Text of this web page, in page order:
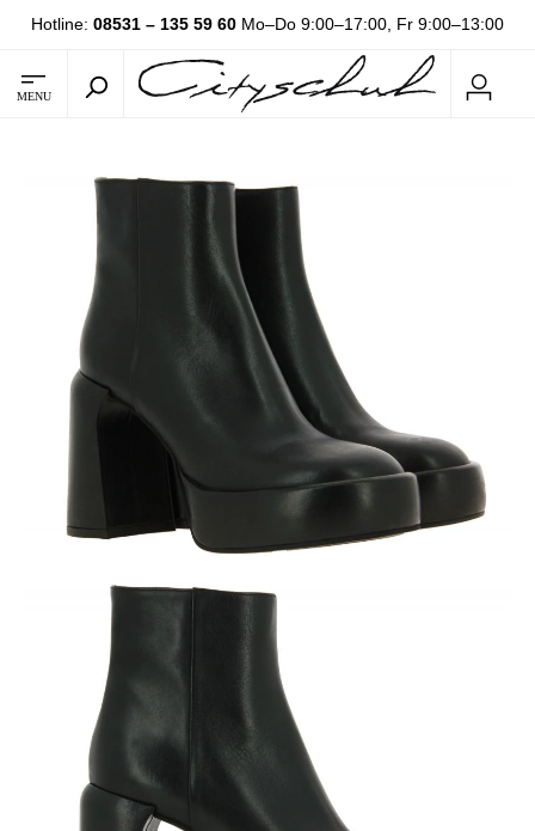
Hotline: 08531 – 135 59 60 Mo–Do 9:00–17:00, Fr 9:00–13:00
MENU